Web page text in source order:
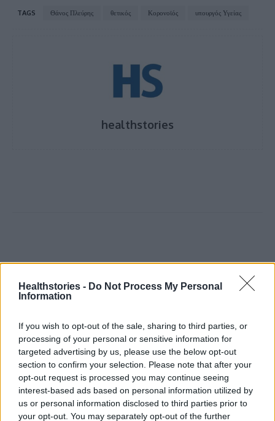
Healthstories - Do Not Process My Personal
Information
If you wish to opt-out of the sale, sharing to third parties, or
processing of your personal or sensitive information for
targeted advertising by us, please use the below opt-out
section to confirm your selection. Please note that after your
opt-out request is processed you may continue seeing
interest-based ads based on personal information utilized by
us or personal information disclosed to third parties prior to
your opt-out. You may separately opt-out of the further
TAGS Θάνος Πλεύρης θετικός Κορονοϊός υπουργός Υγείας
healthstories
Δείτε Ακόμη
συνεργασία δημοσίου και ιδιωτικού
27 Φεβρουαρίου 2026
Παράρτημα του Παίδων “Αγία Σοφία”
στο Ίλιον – Τι ανακοινώθηκε από...